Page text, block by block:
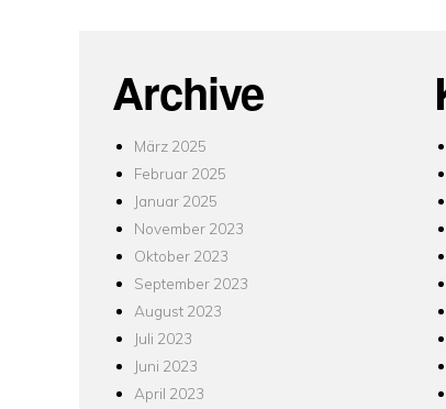
Archive
März 2025
Februar 2025
Januar 2025
November 2023
Oktober 2023
September 2023
August 2023
Juli 2023
Juni 2023
April 2023